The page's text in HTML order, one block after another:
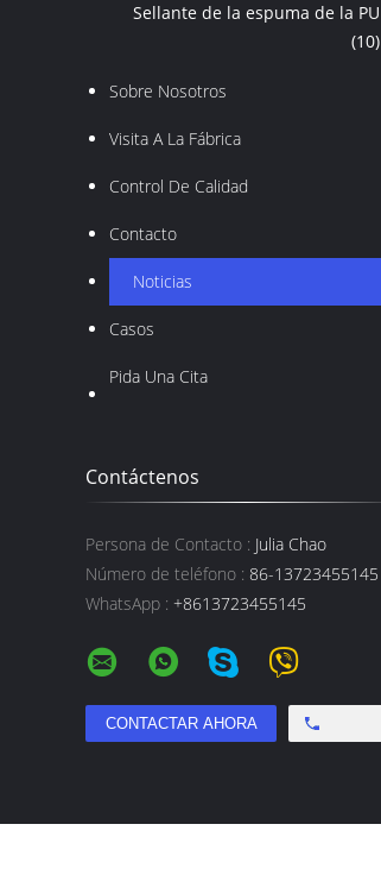
Sellante de la espuma de la PU
(10)
Sobre Nosotros
Visita A La Fábrica
Control De Calidad
Contacto
Noticias
Casos
Pida Una Cita
Contáctenos
Persona de Contacto : Julia Chao
Número de teléfono : 86-13723455145
WhatsApp : +8613723455145